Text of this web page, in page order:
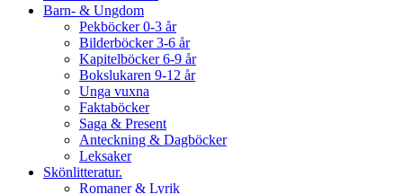
Barn- & Ungdom
Pekböcker 0-3 år
Bilderböcker 3-6 år
Kapitelböcker 6-9 år
Bokslukaren 9-12 år
Unga vuxna
Faktaböcker
Saga & Present
Anteckning & Dagböcker
Leksaker
Skönlitteratur.
Romaner & Lyrik